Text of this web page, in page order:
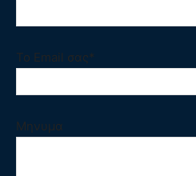
Το Email σας*
Μηνυμα